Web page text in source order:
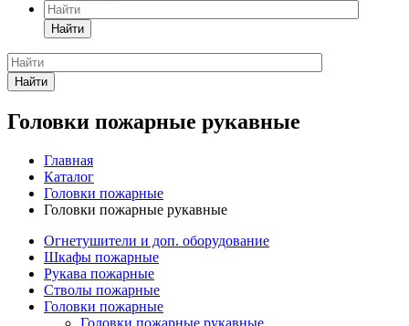
Найти
Найти
Головки пожарные рукавные
Главная
Каталог
Головки пожарные
Головки пожарные рукавные
Огнетушители и доп. оборудование
Шкафы пожарные
Рукава пожарные
Стволы пожарные
Головки пожарные
Головки пожарные рукавные